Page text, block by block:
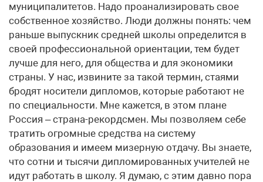
муниципалитетов. Надо проанализировать свое
собственное хозяйство. Люди должны понять: чем
раньше выпускник средней школы определится в
своей профессиональной ориентации, тем будет
лучше для него, для общества и для экономики
страны. У нас, извините за такой термин, стаями
бродят носители дипломов, которые работают не
по специальности. Мне кажется, в этом плане
Россия – страна-рекордсмен. Мы позволяем себе
тратить огромные средства на систему
образования и имеем мизерную отдачу. Вы знаете,
что сотни и тысячи дипломированных учителей не
идут работать в школу. Я думаю, с этим давно пора